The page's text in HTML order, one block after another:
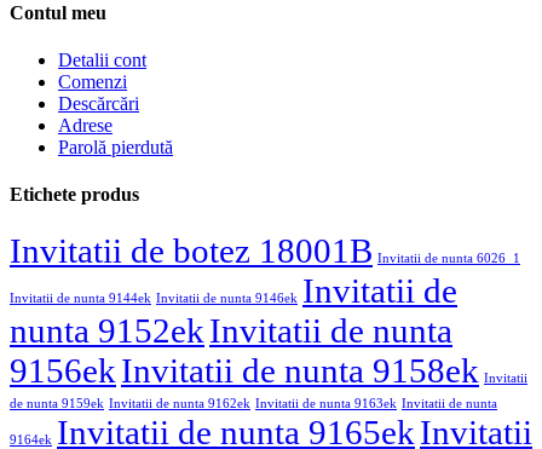
Contul meu
Detalii cont
Comenzi
Descărcări
Adrese
Parolă pierdută
Etichete produs
Invitatii de botez 18001B Invitatii de nunta 6026_1
Invitatii de nunta 9144ek Invitatii de nunta 9146ek Invitatii de
nunta 9152ekInvitatii de nunta
9156ekInvitatii de nunta 9158ek Invitatii
de nunta 9159ek Invitatii de nunta 9162ek Invitatii de nunta 9163ek Invitatii de nunta
9164ek Invitatii de nunta 9165ekInvitatii